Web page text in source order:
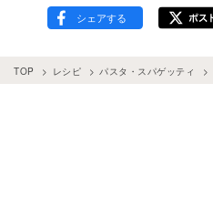
TOP レシピ パスタ・スパゲッティ